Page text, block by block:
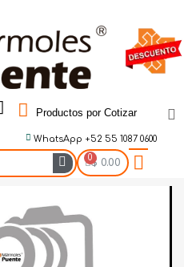
Productos por Cotizar
WhatsApp +52 55 1087 0600
$ 0.00